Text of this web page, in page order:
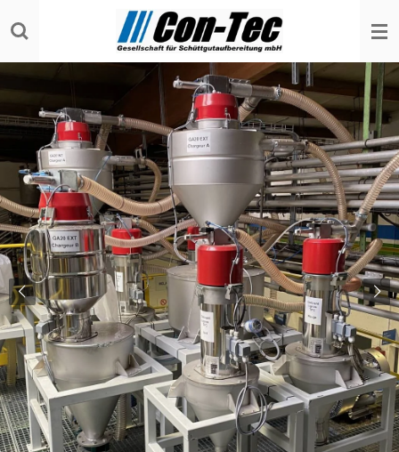
Hauptinhalt